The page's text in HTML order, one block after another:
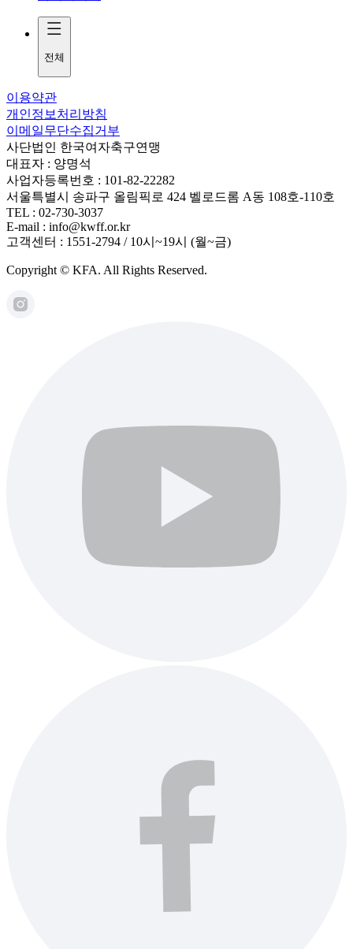
전체
이용약관
개인정보처리방침
이메일무단수집거부
사단법인 한국여자축구연맹
대표자 : 양명석
사업자등록번호 : 101-82-22282
서울특별시 송파구 올림픽로 424 벨로드롬 A동 108호-110호
TEL : 02-730-3037
E-mail : info@kwff.or.kr
고객센터 : 1551-2794 / 10시~19시 (월~금)
Copyright © KFA. All Rights Reserved.